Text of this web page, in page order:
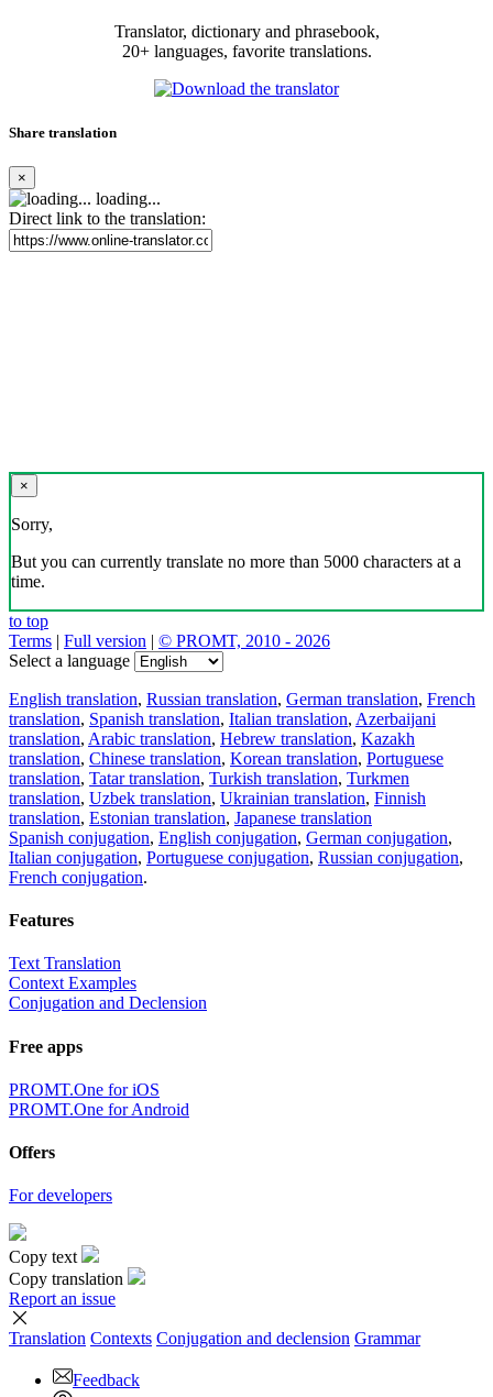
Translator, dictionary and phrasebook,
20+ languages, favorite translations.
Share translation
×
loading...
Direct link to the translation:
×
Sorry,
But you can currently translate no more than 5000 characters at a
time.
to top
Terms | Full version | © PROMT, 2010 - 2026
Select a language
English translation, Russian translation, German translation, French
translation, Spanish translation, Italian translation, Azerbaijani
translation, Arabic translation, Hebrew translation, Kazakh
translation, Chinese translation, Korean translation, Portuguese
translation, Tatar translation, Turkish translation, Turkmen
translation, Uzbek translation, Ukrainian translation, Finnish
translation, Estonian translation, Japanese translation
Spanish conjugation, English conjugation, German conjugation,
Italian conjugation, Portuguese conjugation, Russian conjugation,
French conjugation.
Features
Text Translation
Context Examples
Conjugation and Declension
Free apps
PROMT.One for iOS
PROMT.One for Android
Offers
For developers
Copy text
Copy translation
Report an issue
Translation Contexts Conjugation and declension Grammar
Feedback